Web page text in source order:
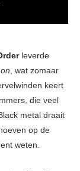
leverde
, wat zomaar
keert
die veel
metal draait
op de
weten.